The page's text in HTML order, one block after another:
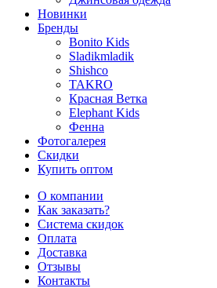
Новинки
Бренды
Bonito Kids
Sladikmladik
Shishco
TAKRO
Красная Ветка
Elephant Kids
Фенна
Фотогалерея
Скидки
Купить оптом
О компании
Как заказать?
Система скидок
Оплата
Доставка
Отзывы
Контакты